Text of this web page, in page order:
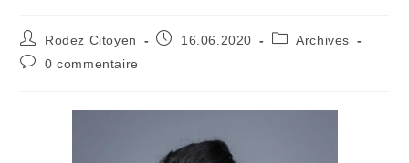
Auteur/autrice
de
la
Rodez Citoyen
Publication
16.06.2020
PostArchives
Commentaires
publication :
0 commentaire